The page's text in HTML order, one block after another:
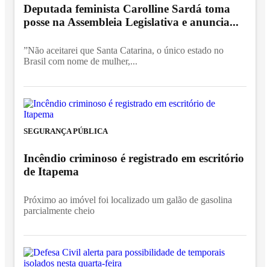
Deputada feminista Carolline Sardá toma
posse na Assembleia Legislativa e anuncia...
”Não aceitarei que Santa Catarina, o único estado no
Brasil com nome de mulher,...
SEGURANÇA PÚBLICA
Incêndio criminoso é registrado em escritório
de Itapema
Próximo ao imóvel foi localizado um galão de gasolina
parcialmente cheio